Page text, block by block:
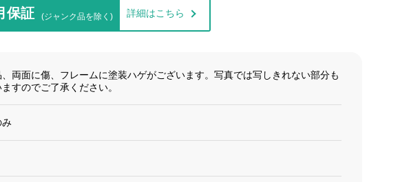
保証 (ジャンク品を除く) 詳細はこちら
両面に傷、フレームに塗装ハゲがございます。写真では写しきれない部分も
すのでご了承ください。
み